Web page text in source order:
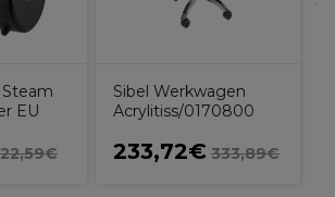
Steam
EU
Sibel Werkwagen
Acrylitiss/0170800
233,72€ 333,89€